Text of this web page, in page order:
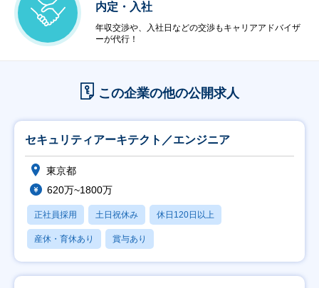
内定・入社
年収交渉や、入社日などの交渉もキャリアアドバイザ
ーが代行！
この企業の他の公開求人
セキュリティアーキテクト／エンジニア
東京都
620万~1800万
正社員採用 土日祝休み 休日120日以上
産休・育休あり 賞与あり